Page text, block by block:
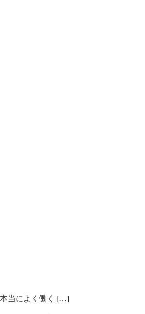
本当によく働く […]